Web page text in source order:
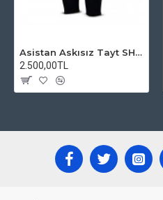
Asistan Askısız Tayt SH20 Pedli Siyah
2.500,00TL